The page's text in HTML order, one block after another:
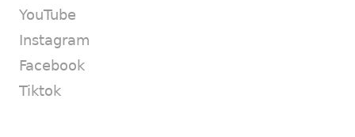
YouTube
Instagram
Facebook
Tiktok